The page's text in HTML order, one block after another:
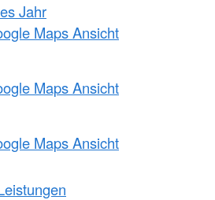
Jahr
Maps Ansicht
Maps Ansicht
Maps Ansicht